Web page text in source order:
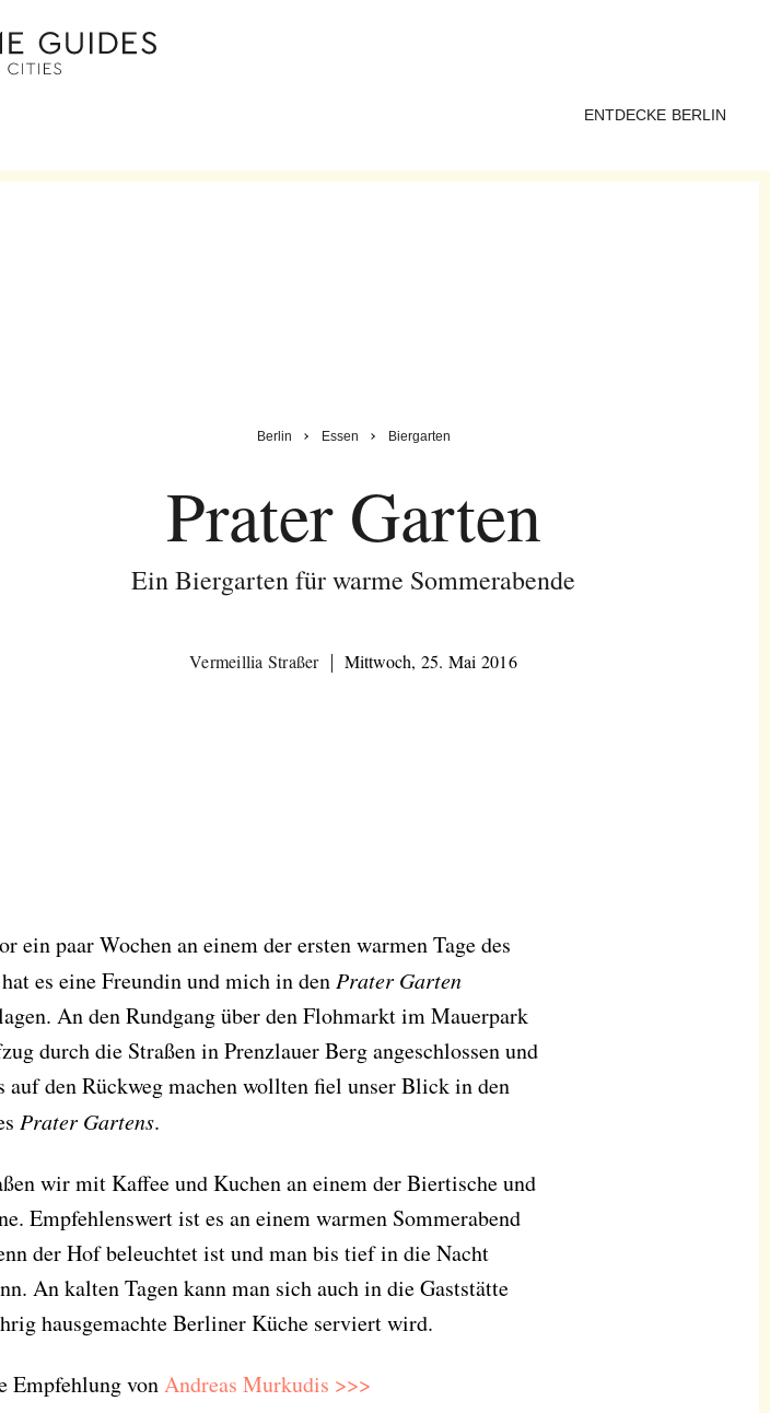
ENTDECKE BERLIN
Berlin Essen Biergarten
Prater Garten
Ein Biergarten für warme Sommerabende
Vermeillia Straßer Mittwoch, 25. Mai 2016
ein paar Wochen an einem der ersten warmen Tage des
es eine Freundin und mich in den Prater Garten
An den Rundgang über den Flohmarkt im Mauerpark
durch die Straßen in Prenzlauer Berg angeschlossen und
auf den Rückweg machen wollten fiel unser Blick in den
Prater Gartens.
wir mit Kaffee und Kuchen an einem der Biertische und
Empfehlenswert ist es an einem warmen Sommerabend
der Hof beleuchtet ist und man bis tief in die Nacht
An kalten Tagen kann man sich auch in die Gaststätte
hausgemachte Berliner Küche serviert wird.
Empfehlung vonAndreas Murkudis >>>